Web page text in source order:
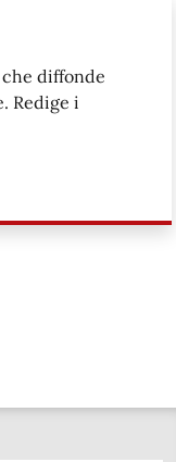
diffonde
Redige i